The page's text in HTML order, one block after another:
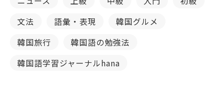
文法
語彙・表現
韓国グルメ
韓国旅行
韓国語の勉強法
韓国語学習ジャーナルhana